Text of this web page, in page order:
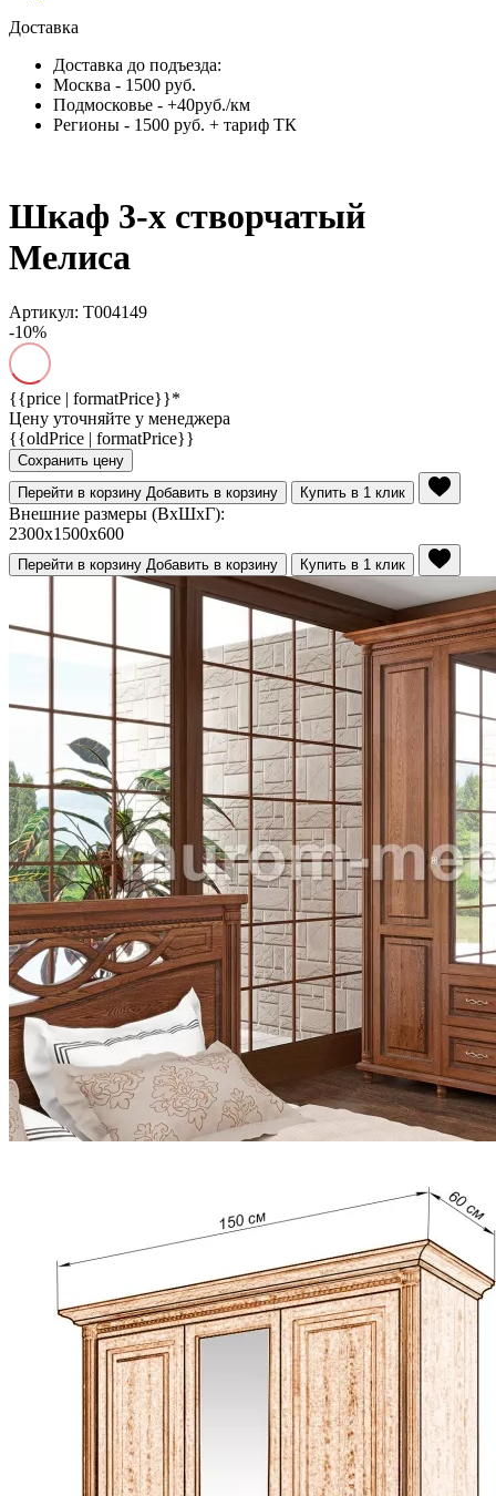
Доставка
Доставка до подъезда:
Москва - 1500 руб.
Подмосковье - +40руб./км
Регионы - 1500 руб. + тариф ТК
Шкаф 3-х створчатый
Мелиса
Артикул: Т004149
-10%
{{price | formatPrice}}*
Цену уточняйте у менеджера
{{oldPrice | formatPrice}}
Сохранить цену
Перейти в корзину Добавить в корзину Купить в 1 клик
Внешние размеры (ВхШхГ):
2300x1500x600
Перейти в корзину Добавить в корзину Купить в 1 клик